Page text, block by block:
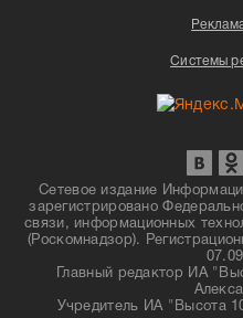
Системы
Сетевое издание
зарегистрировано
связи, информационных
(Роскомнадзор).
Главный редактор ИА
Учредитель ИА